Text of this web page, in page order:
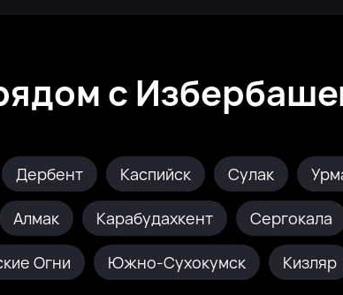
с
Дербент Каспийск Сулак
Алмак Карабудахкент Сергокала
Огни Южно-Сухокумск Кизляр